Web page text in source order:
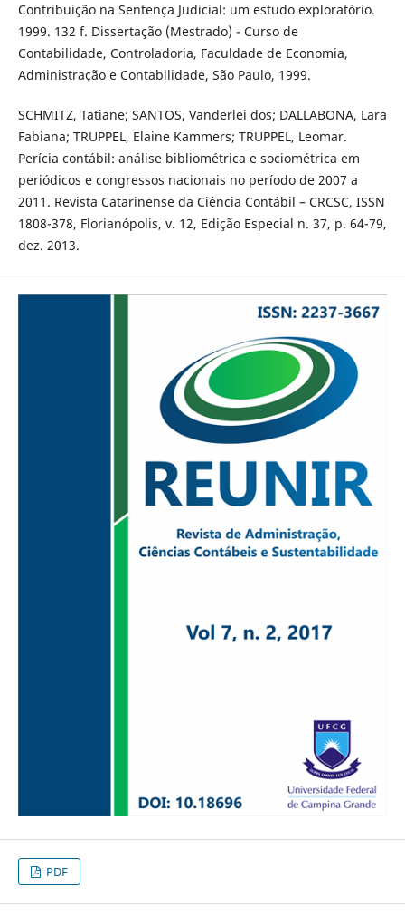
Contribuição na Sentença Judicial: um estudo exploratório.
1999. 132 f. Dissertação (Mestrado) - Curso de
Contabilidade, Controladoria, Faculdade de Economia,
Administração e Contabilidade, São Paulo, 1999.
SCHMITZ, Tatiane; SANTOS, Vanderlei dos; DALLABONA, Lara
Fabiana; TRUPPEL, Elaine Kammers; TRUPPEL, Leomar.
Perícia contábil: análise bibliométrica e sociométrica em
periódicos e congressos nacionais no período de 2007 a
2011. Revista Catarinense da Ciência Contábil – CRCSC, ISSN
1808-378, Florianópolis, v. 12, Edição Especial n. 37, p. 64-79,
dez. 2013.
PDF